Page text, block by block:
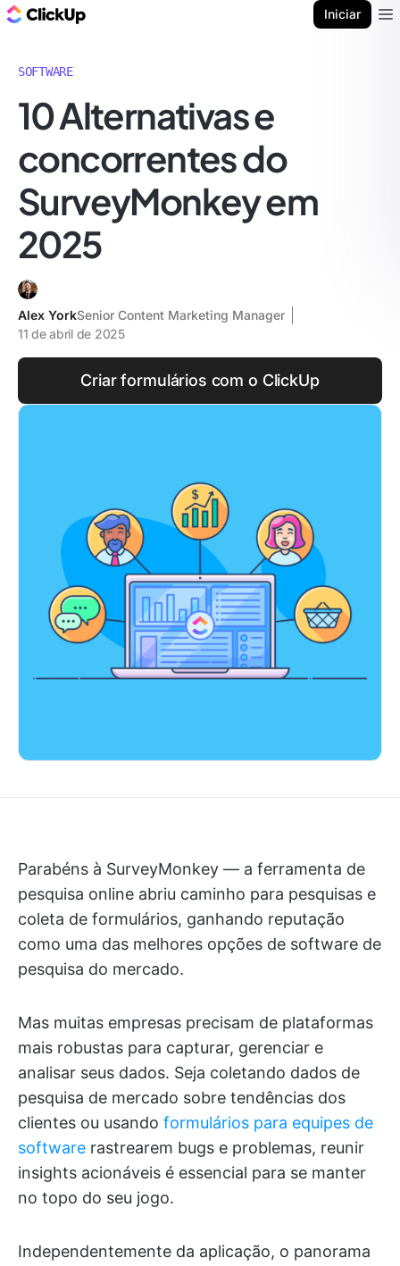
Iniciar
SOFTWARE
10 Alternativas e
concorrentes do
SurveyMonkey em
2025
Alex YorkSenior Content Marketing Manager
11 de abril de 2025
Criar formulários com o ClickUp
Parabéns à SurveyMonkey — a ferramenta de
pesquisa online abriu caminho para pesquisas e
coleta de formulários, ganhando reputação
como uma das melhores opções de software de
pesquisa do mercado.
Mas muitas empresas precisam de plataformas
mais robustas para capturar, gerenciar e
analisar seus dados. Seja coletando dados de
pesquisa de mercado sobre tendências dos
clientes ou usando formulários para equipes de
software rastrearem bugs e problemas, reunir
insights acionáveis é essencial para se manter
no topo do seu jogo.
Independentemente da aplicação, o panorama